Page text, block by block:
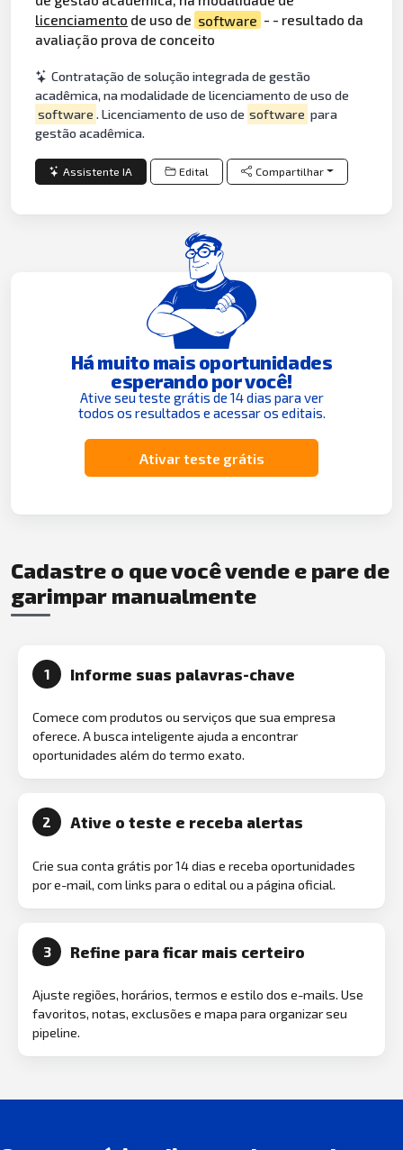
licenciamento de uso de software - - resultado da
avaliação prova de conceito
Contratação de solução integrada de gestão
acadêmica, na modalidade de licenciamento de uso de
software . Licenciamento de uso de software para
gestão acadêmica.
Assistente IA Edital Compartilhar
Há muito mais oportunidades
esperando por você!
Ative seu teste grátis de 14 dias para ver
todos os resultados e acessar os editais.
Ativar teste grátis
Cadastre o que você vende e pare de
garimpar manualmente
1 Informe suas palavras-chave
Comece com produtos ou serviços que sua empresa
oferece. A busca inteligente ajuda a encontrar
oportunidades além do termo exato.
2 Ative o teste e receba alertas
Crie sua conta grátis por 14 dias e receba oportunidades
por e-mail, com links para o edital ou a página oficial.
3 Refine para ficar mais certeiro
Ajuste regiões, horários, termos e estilo dos e-mails. Use
favoritos, notas, exclusões e mapa para organizar seu
pipeline.